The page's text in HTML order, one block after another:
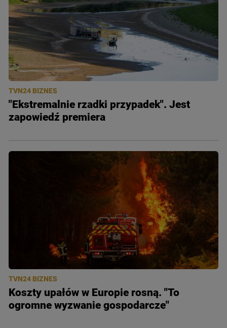
TVN24 BIZNES
"Ekstremalnie rzadki przypadek". Jest
zapowiedź premiera
TVN24 BIZNES
Koszty upałów w Europie rosną. "To
ogromne wyzwanie gospodarcze"